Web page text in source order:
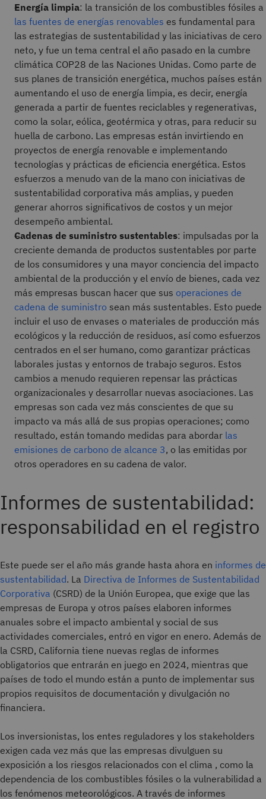
Energía limpia: la transición de los combustibles fósiles a
las fuentes de energías renovables es fundamental para
las estrategias de sustentabilidad y las iniciativas de cero
neto, y fue un tema central el año pasado en la cumbre
climática COP28 de las Naciones Unidas. Como parte de
sus planes de transición energética, muchos países están
aumentando el uso de energía limpia, es decir, energía
generada a partir de fuentes reciclables y regenerativas,
como la solar, eólica, geotérmica y otras, para reducir su
huella de carbono. Las empresas están invirtiendo en
proyectos de energía renovable e implementando
tecnologías y prácticas de eficiencia energética. Estos
esfuerzos a menudo van de la mano con iniciativas de
sustentabilidad corporativa más amplias, y pueden
generar ahorros significativos de costos y un mejor
desempeño ambiental.
Cadenas de suministro sustentables: impulsadas por la
creciente demanda de productos sustentables por parte
de los consumidores y una mayor conciencia del impacto
ambiental de la producción y el envío de bienes, cada vez
más empresas buscan hacer que sus operaciones de
cadena de suministro sean más sustentables. Esto puede
incluir el uso de envases o materiales de producción más
ecológicos y la reducción de residuos, así como esfuerzos
centrados en el ser humano, como garantizar prácticas
laborales justas y entornos de trabajo seguros. Estos
cambios a menudo requieren repensar las prácticas
organizacionales y desarrollar nuevas asociaciones. Las
empresas son cada vez más conscientes de que su
impacto va más allá de sus propias operaciones; como
resultado, están tomando medidas para abordar las
emisiones de carbono de alcance 3, o las emitidas por
otros operadores en su cadena de valor.
Informes de sustentabilidad:
responsabilidad en el registro
Este puede ser el año más grande hasta ahora en informes de
sustentabilidad. La Directiva de Informes de Sustentabilidad
Corporativa (CSRD) de la Unión Europea, que exige que las
empresas de Europa y otros países elaboren informes
anuales sobre el impacto ambiental y social de sus
actividades comerciales, entró en vigor en enero. Además de
la CSRD, California tiene nuevas reglas de informes
obligatorios que entrarán en juego en 2024, mientras que
países de todo el mundo están a punto de implementar sus
propios requisitos de documentación y divulgación no
financiera.
Los inversionistas, los entes reguladores y los stakeholders
exigen cada vez más que las empresas divulguen su
exposición a los riesgos relacionados con el clima , como la
dependencia de los combustibles fósiles o la vulnerabilidad a
los fenómenos meteorológicos. A través de informes